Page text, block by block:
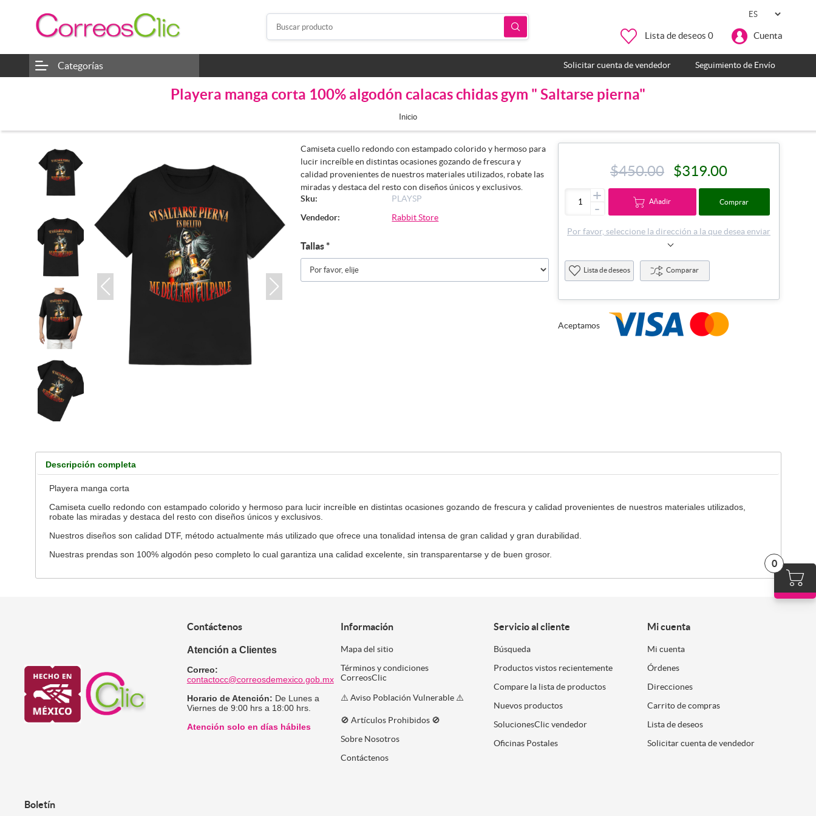
Lista de deseos 0 Cuenta
0
Categorías Solicitar cuenta de vendedor Seguimiento de Envío
Playera manga corta 100% algodón calacas chidas gym " Saltarse pierna"
Inicio
Camiseta cuello redondo con estampado colorido y hermoso para
lucir increíble en distintas ocasiones gozando de frescura y
calidad provenientes de nuestros materiales utilizados, robate las
miradas y destaca del resto con diseños únicos y exclusivos.
Sku:
PLAYSP
Vendedor:
Rabbit Store
Tallas*
$450.00 $319.00
+
- Añadir Comprar
Por favor, seleccione la dirección a la que desea enviar
Lista de deseos Comparar
Aceptamos
Descripción completa
Playera manga corta
Camiseta cuello redondo con estampado colorido y hermoso para lucir increíble en distintas ocasiones gozando de frescura y calidad provenientes de nuestros materiales utilizados,
robate las miradas y destaca del resto con diseños únicos y exclusivos.
Nuestros diseños son calidad DTF, método actualmente más utilizado que ofrece una tonalidad intensa de gran calidad y gran durabilidad.
Nuestras prendas son 100% algodón peso completo lo cual garantiza una calidad excelente, sin transparentarse y de buen grosor.
Boletín
Contáctenos
Atención a Clientes
Correo:
contactocc@correosdemexico.gob.mx
Horario de Atención: De Lunes a
Viernes de 9:00 hrs a 18:00 hrs.
Atención solo en días hábiles
Información
Mapa del sitio
Términos y condiciones
CorreosClic
⚠️ Aviso Población Vulnerable ⚠️
🚫 Artículos Prohibidos 🚫
Sobre Nosotros
Contáctenos
Servicio al cliente
Búsqueda
Productos vistos recientemente
Compare la lista de productos
Nuevos productos
SolucionesClic vendedor
Oficinas Postales
Mi cuenta
Mi cuenta
Órdenes
Direcciones
Carrito de compras
Lista de deseos
Solicitar cuenta de vendedor